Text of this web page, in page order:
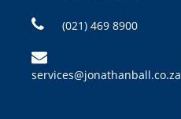
(021) 469 8900
services@jonathanball.co.za